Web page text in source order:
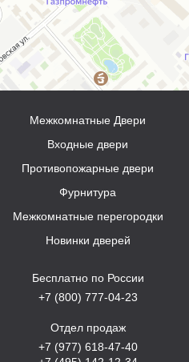
Межкомнатные Двери
Входные двери
Противопожарные двери
Фурнитура
Межкомнатные перегородки
Новинки дверей
Бесплатно по России
+7 (800) 777-04-23
Отдел продаж
+7 (977) 618-47-40